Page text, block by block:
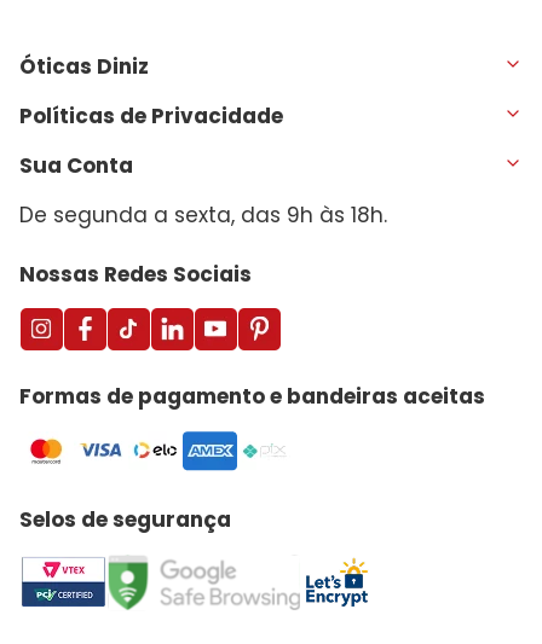
Óticas Diniz
Políticas de Privacidade
Sua Conta
De segunda a sexta, das 9h às 18h.
Nossas Redes Sociais
Formas de pagamento e bandeiras aceitas
Selos de segurança